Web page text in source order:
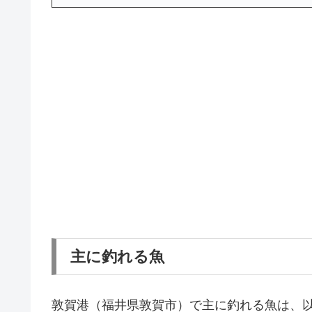
主に釣れる魚
敦賀港（福井県敦賀市）で主に釣れる魚は、